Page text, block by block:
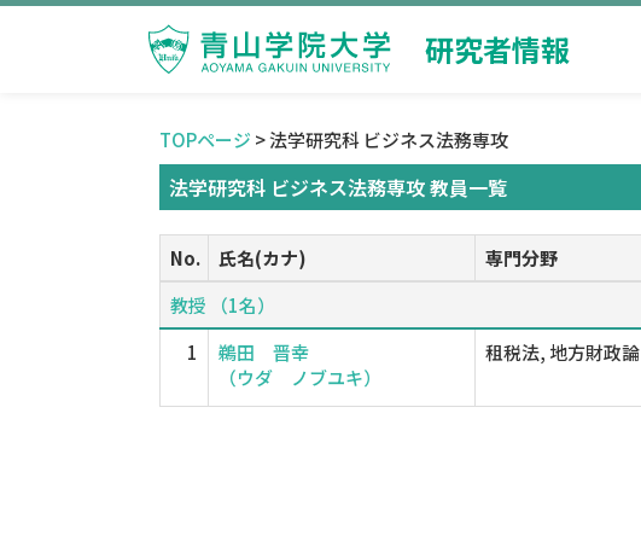
研究者情報
TOPページ > 法学研究科 ビジネス法務専攻
法学研究科 ビジネス法務専攻 教員一覧
No. 氏名(カナ)
専門分野
教授 （1名）
1
鵜田 晋幸
（ウダ ノブユキ）
租税法, 地方財政論